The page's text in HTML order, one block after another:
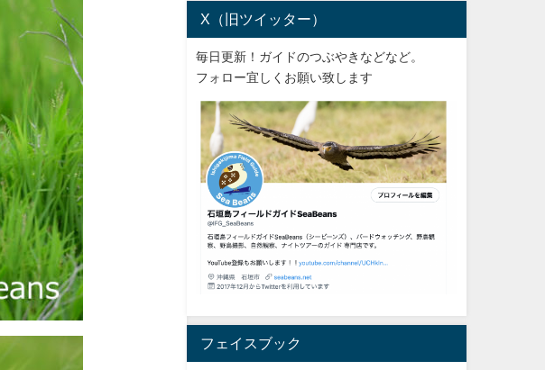
X（旧ツイッター）
毎日更新！ガイドのつぶやきなどなど。
フォロー宜しくお願い致します
フェイスブック